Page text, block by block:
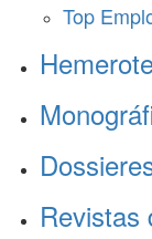
Top
Revistas